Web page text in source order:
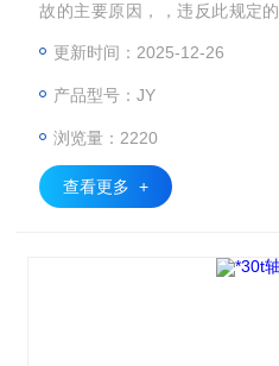
故的主要原因，，违反此规定
的，还应按公路赔（补）偿
《规定》的要求的
更新时间：2025-12-26
产品型号：JY
浏览量：2220
查看更多 +